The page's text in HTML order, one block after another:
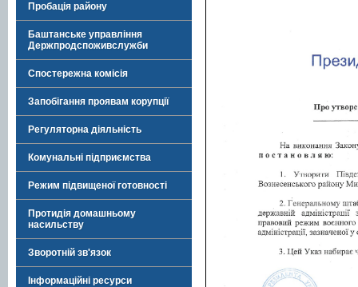
Пробація району
Баштанське управління
Держпродспоживслужби
Спостережна комісія
Запобігання проявам корупції
Регуляторна діяльність
Комунальні підприємства
Режим підвищеної готовності
Протидія домашньому
насильству
Зворотній зв'язок
Інформаційні ресурси